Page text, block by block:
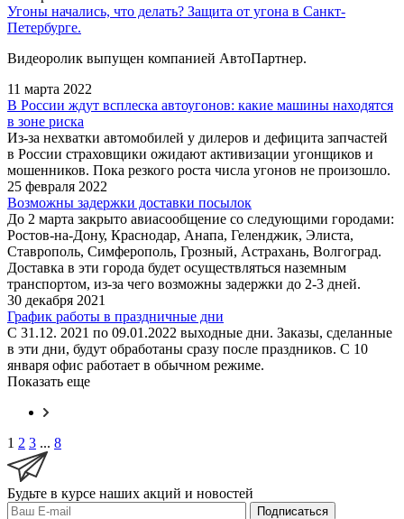
Угоны начались, что делать? Защита от угона в Санкт-
Петербурге.
Видеоролик выпущен компанией АвтоПартнер.
11 марта 2022
В России ждут всплеска автоугонов: какие машины находятся
в зоне риска
Из-за нехватки автомобилей у дилеров и дефицита запчастей
в России страховщики ожидают активизации угонщиков и
мошенников. Пока резкого роста числа угонов не произошло.
25 февраля 2022
Возможны задержки доставки посылок
До 2 марта закрыто авиасообщение со следующими городами:
Ростов-на-Дону, Краснодар, Анапа, Геленджик, Элиста,
Ставрополь, Симферополь, Грозный, Астрахань, Волгоград.
Доставка в эти города будет осуществляться наземным
транспортом, из-за чего возможны задержки до 2-3 дней.
30 декабря 2021
График работы в праздничные дни
С 31.12. 2021 по 09.01.2022 выходные дни. Заказы, сделанные
в эти дни, будут обработаны сразу после праздников. С 10
января офис работает в обычном режиме.
Показать еще
1 2 3 ... 8
Будьте в курсе наших акций и новостей
Подписаться